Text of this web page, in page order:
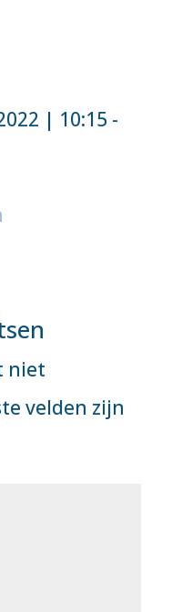
| 10:15 -
niet
velden zijn